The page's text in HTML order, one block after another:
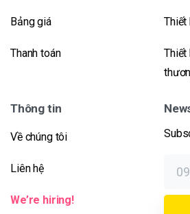
Bảng giá
Thanh toán
Thiết
Thiết
Thông tin
Về chúng tôi
Liên hệ
We’re hiring!